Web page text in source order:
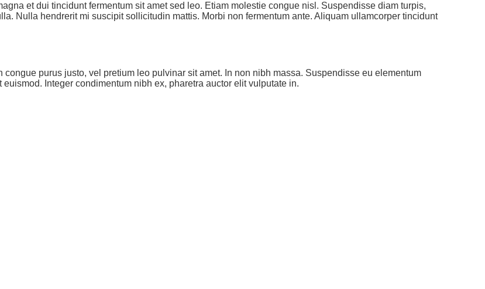
et dui tincidunt fermentum sit amet sed leo. Etiam molestie congue nisl. Suspendisse diam turpis,
Nulla hendrerit mi suscipit sollicitudin mattis. Morbi non fermentum ante. Aliquam ullamcorper tincidunt
purus justo, vel pretium leo pulvinar sit amet. In non nibh massa. Suspendisse eu elementum
Integer condimentum nibh ex, pharetra auctor elit vulputate in.